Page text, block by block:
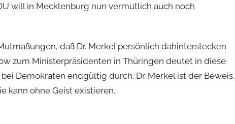
will in Mecklenburg nun vermutlich auch noch
daß Dr. Merkel persönlich dahinterstecken
zum Ministerpräsidenten in Thüringen deutet in diese
Demokraten endgültig durch. Dr. Merkel ist der Beweis,
kann ohne Geist existieren.